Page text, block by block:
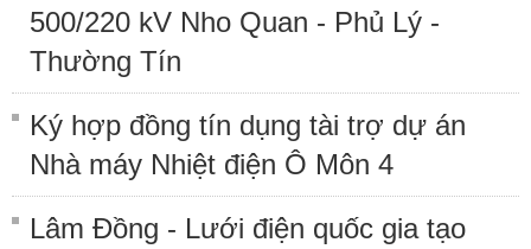
500/220 kV Nho Quan - Phủ Lý -
Thường Tín
Ký hợp đồng tín dụng tài trợ dự án
Nhà máy Nhiệt điện Ô Môn 4
Lâm Đồng - Lưới điện quốc gia tạo